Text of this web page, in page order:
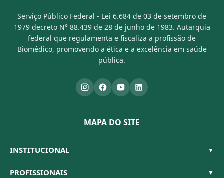
Serviço Público Federal - Lei 6.684 de 03 de setembro de
1979 decreto N° 88.439 de 28 de junho de 1983. Autarquia
federal que regulamenta e fiscaliza a profissão de
Biomédico, promovendo a ética e a excelência em saúde
pública.
MAPA DO SITE
INSTITUCIONAL ▼
Sistema CFBM
PROFISSIONAIS ▼